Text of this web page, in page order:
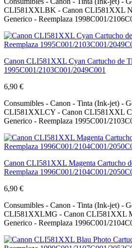
CLI581XXLBK - Canon CLI581XXL
Generico - Reemplaza 1998C001/
Canon CLI581XXL Cyan Cartucho de
1995C001/2103C001/2049C001
6,90 €
Consumibles - Canon - Tinta (Ink-jet) -
CLI581XXLCY - Canon CLI581XXL
Generico - Reemplaza 1995C001/
Canon CLI581XXL Magenta Cartucho
Reemplaza 1996C001/2104C001/
6,90 €
Consumibles - Canon - Tinta (Ink-jet) -
CLI581XXLMG - Canon CLI581XXL
Generico - Reemplaza 1996C001/